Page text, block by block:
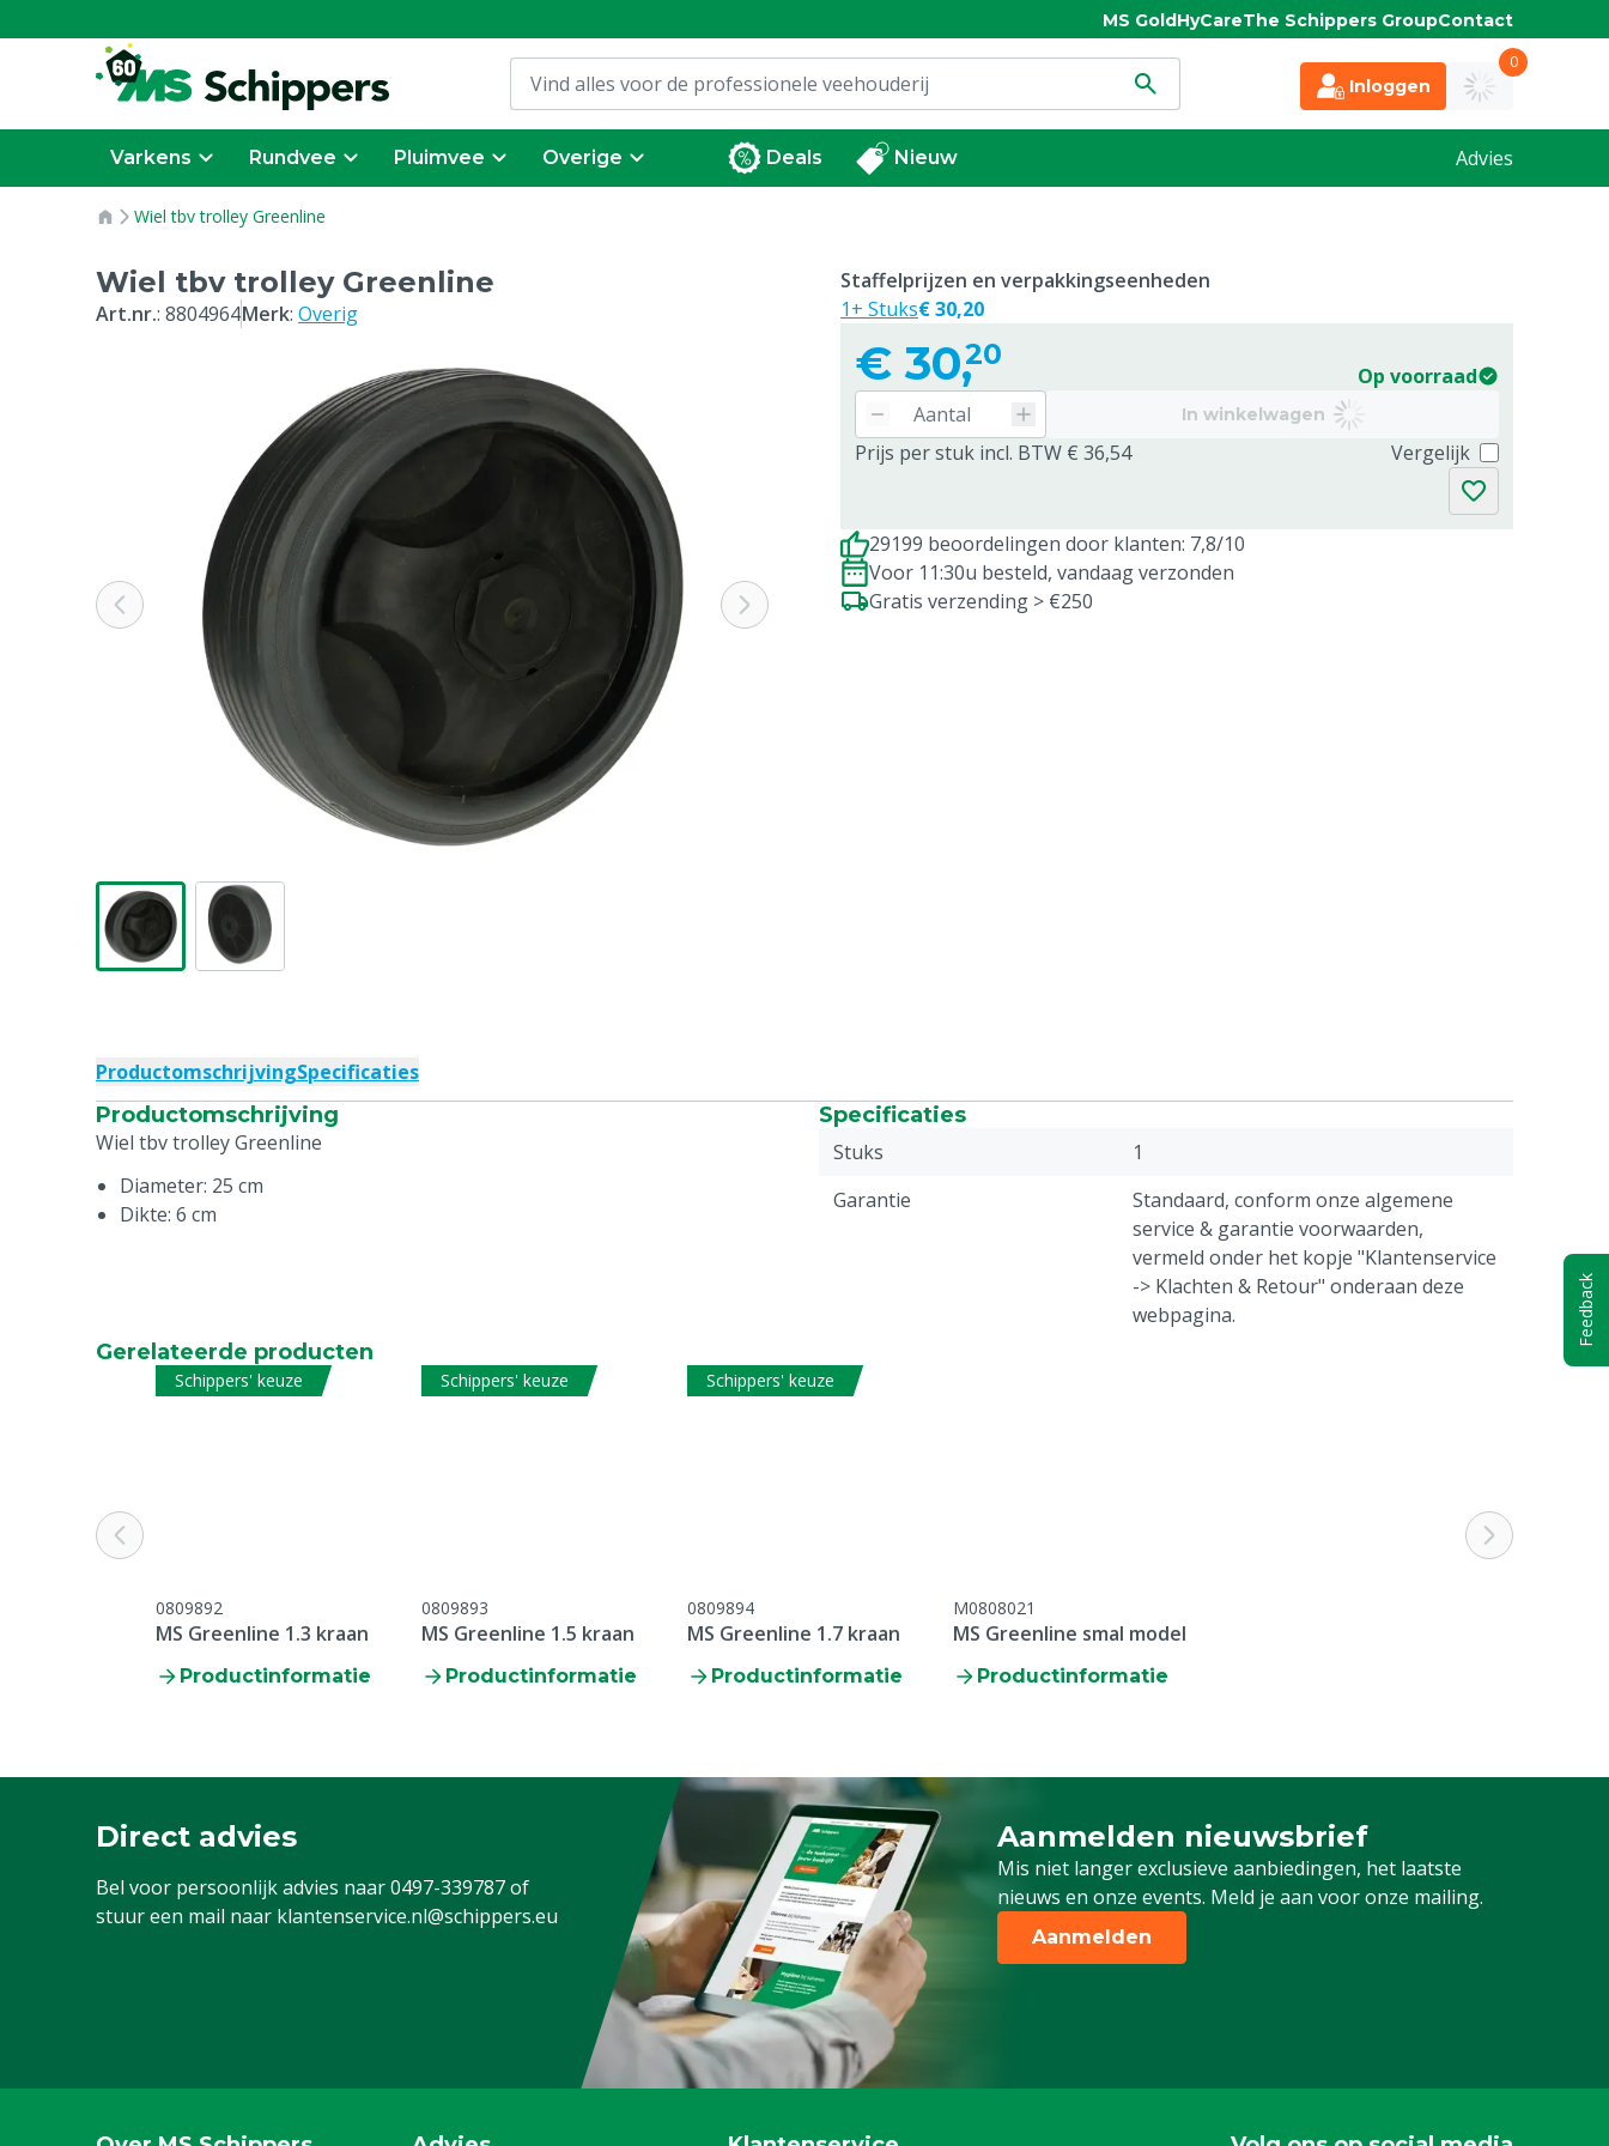
MS GoldHyCareThe Schippers GroupContact
Inloggen
0
Varkens Rundvee Pluimvee Overige Deals Nieuw Advies
Wiel tbv trolley Greenline
Wiel tbv trolley Greenline
Art.nr.: 8804964Merk: Overig
€30,20
Op voorraad
In winkelwagen
Prijs per stuk incl. BTW € 36,54 Vergelijk
Staffelprijzen en verpakkingseenheden
1+ Stuks€ 30,20
29199 beoordelingen door klanten: 7,8/10
Voor 11:30u besteld, vandaag verzonden
Gratis verzending > €250
ProductomschrijvingSpecificaties
Productomschrijving
Wiel tbv trolley Greenline
Diameter: 25 cm
Dikte: 6 cm
Specificaties
Stuks
1
Garantie
Standaard, conform onze algemene
service & garantie voorwaarden,
vermeld onder het kopje "Klantenservice
-> Klachten & Retour" onderaan deze
webpagina.
Gerelateerde producten
Schippers' keuze
0809892
MS Greenline 1.3 kraan
Productinformatie
Schippers' keuze
0809893
MS Greenline 1.5 kraan
Productinformatie
Schippers' keuze
0809894
MS Greenline 1.7 kraan
Productinformatie
M0808021
MS Greenline smal model
Productinformatie
Direct advies
Bel voor persoonlijk advies naar0497-339787of
stuur een mail naar klantenservice.nl@schippers.eu
Aanmelden nieuwsbrief
Mis niet langer exclusieve aanbiedingen, het laatste
nieuws en onze events. Meld je aan voor onze mailing.
Schrijf je in voor onze nieuwsbrief
Aanmelden
Feedback